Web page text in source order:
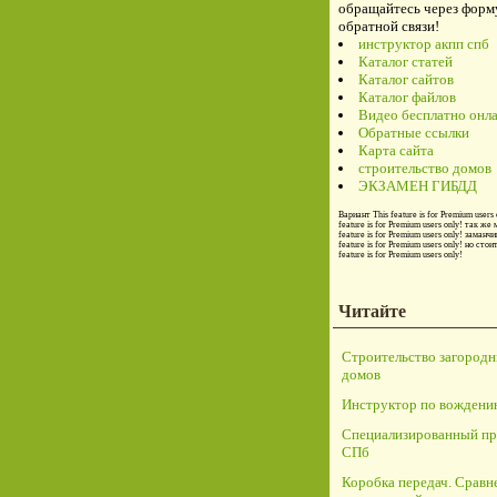
обращайтесь через
обратной связи!
инструктор акпп спб
Каталог статей
Каталог сайтов
Каталог файлов
Видео бесплатно
Обратные ссылки
Карта сайта
строительство домов
ЭКЗАМЕН ГИБДД
Вариант This feature is for Premium users
feature is for Premium users only! так же
feature is for Premium users only!
feature is for Premium users only! но
feature is for Premium users only!
Читайте
Строительство
домов
Инструктор по
Специализированный
СПб
Коробка передач.